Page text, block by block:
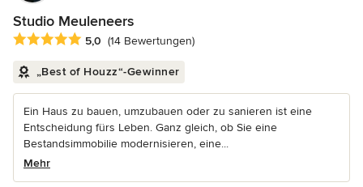
Studio Meuleneers
Durchschnittliche Bewertung: 5 von 5 Sternen
5,0 (14 Bewertungen)
„Best of Houzz“-Gewinner
Ein Haus zu bauen, umzubauen oder zu sanieren ist eine
Entscheidung fürs Leben. Ganz gleich, ob Sie eine
Bestandsimmobilie modernisieren, eine...
Mehr